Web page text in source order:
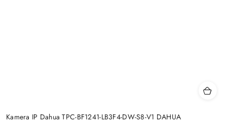
Kamera IP Dahua TPC-BF1241-LB3F4-DW-S8-V1 DAHUA